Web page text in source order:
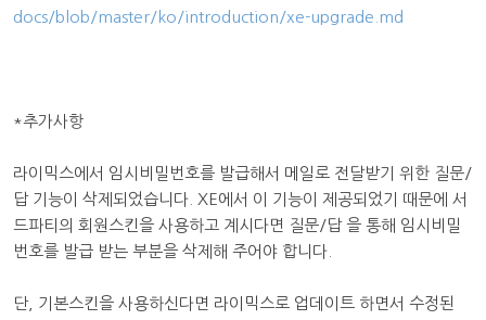
docs/blob/master/ko/introduction/xe-upgrade.md
*추가사항
라이믹스에서 임시비밀번호를 발급해서 메일로 전달받기 위한 질문/
답 기능이 삭제되었습니다. XE에서 이 기능이 제공되었기 때문에 서
드파티의 회원스킨을 사용하고 계시다면 질문/답 을 통해 임시비밀
번호를 발급 받는 부분을 삭제해 주어야 합니다.
단, 기본스킨을 사용하신다면 라이믹스로 업데이트 하면서 수정된